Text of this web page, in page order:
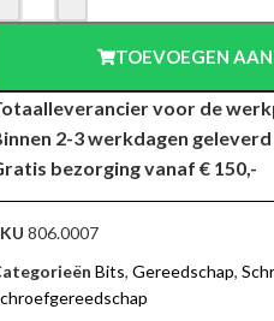
TOEVOEGEN
voor de
2-3 werkdagen geleverd
bezorging vanaf € 150,-
806.0007
Bits, Gereedschap,